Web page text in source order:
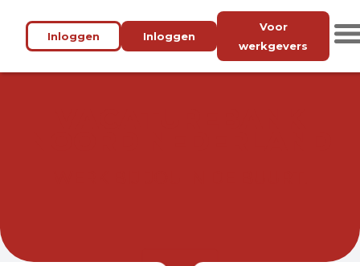
Inloggen Inloggen
Voor
werkgevers